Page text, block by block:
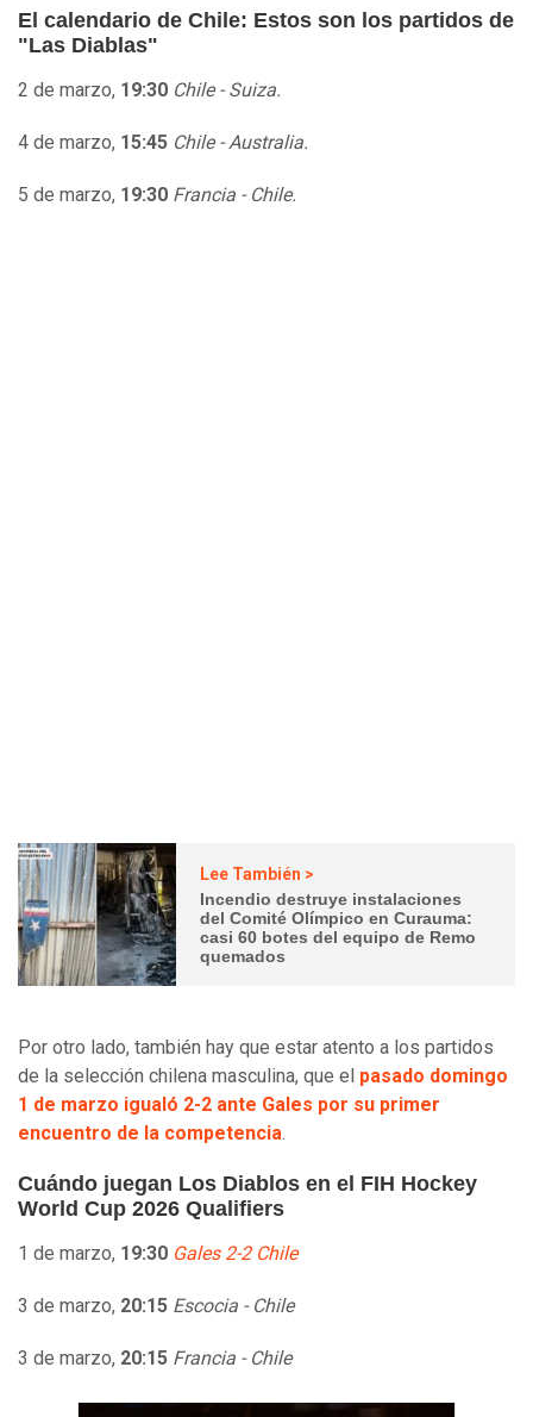
El calendario de Chile: Estos son los partidos de
"Las Diablas"
2 de marzo, 19:30 Chile - Suiza.
4 de marzo, 15:45 Chile - Australia.
5 de marzo, 19:30 Francia - Chile.
Lee También >
Incendio destruye instalaciones
del Comité Olímpico en Curauma:
casi 60 botes del equipo de Remo
quemados
Por otro lado, también hay que estar atento a los partidos
de la selección chilena masculina, que el pasado domingo
1 de marzo igualó 2-2 ante Gales por su primer
encuentro de la competencia.
Cuándo juegan Los Diablos en el FIH Hockey
World Cup 2026 Qualifiers
1 de marzo, 19:30 Gales 2-2 Chile
3 de marzo, 20:15 Escocia - Chile
3 de marzo, 20:15 Francia - Chile